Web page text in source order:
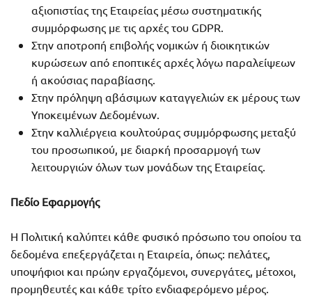
αξιοπιστίας της Εταιρείας μέσω συστηματικής
συμμόρφωσης με τις αρχές του GDPR.
Στην αποτροπή επιβολής νομικών ή διοικητικών
κυρώσεων από εποπτικές αρχές λόγω παραλείψεων
ή ακούσιας παραβίασης.
Στην πρόληψη αβάσιμων καταγγελιών εκ μέρους των
Υποκειμένων Δεδομένων.
Στην καλλιέργεια κουλτούρας συμμόρφωσης μεταξύ
του προσωπικού, με διαρκή προσαρμογή των
λειτουργιών όλων των μονάδων της Εταιρείας.
Πεδίο Εφαρμογής
Η Πολιτική καλύπτει κάθε φυσικό πρόσωπο του οποίου τα
δεδομένα επεξεργάζεται η Εταιρεία, όπως: πελάτες,
υποψήφιοι και πρώην εργαζόμενοι, συνεργάτες, μέτοχοι,
προμηθευτές και κάθε τρίτο ενδιαφερόμενο μέρος.